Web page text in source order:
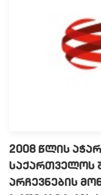
2008 ᲬᲚᲘᲡ
ᲡᲐᲥᲐᲠᲗᲕᲔᲚᲝᲡ
ᲐᲠᲩᲔᲕᲜᲔᲑᲘᲡ